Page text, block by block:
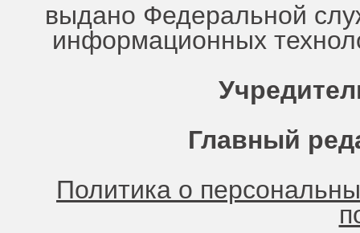
выдано Федеральной
информационных
Главный
Политика о